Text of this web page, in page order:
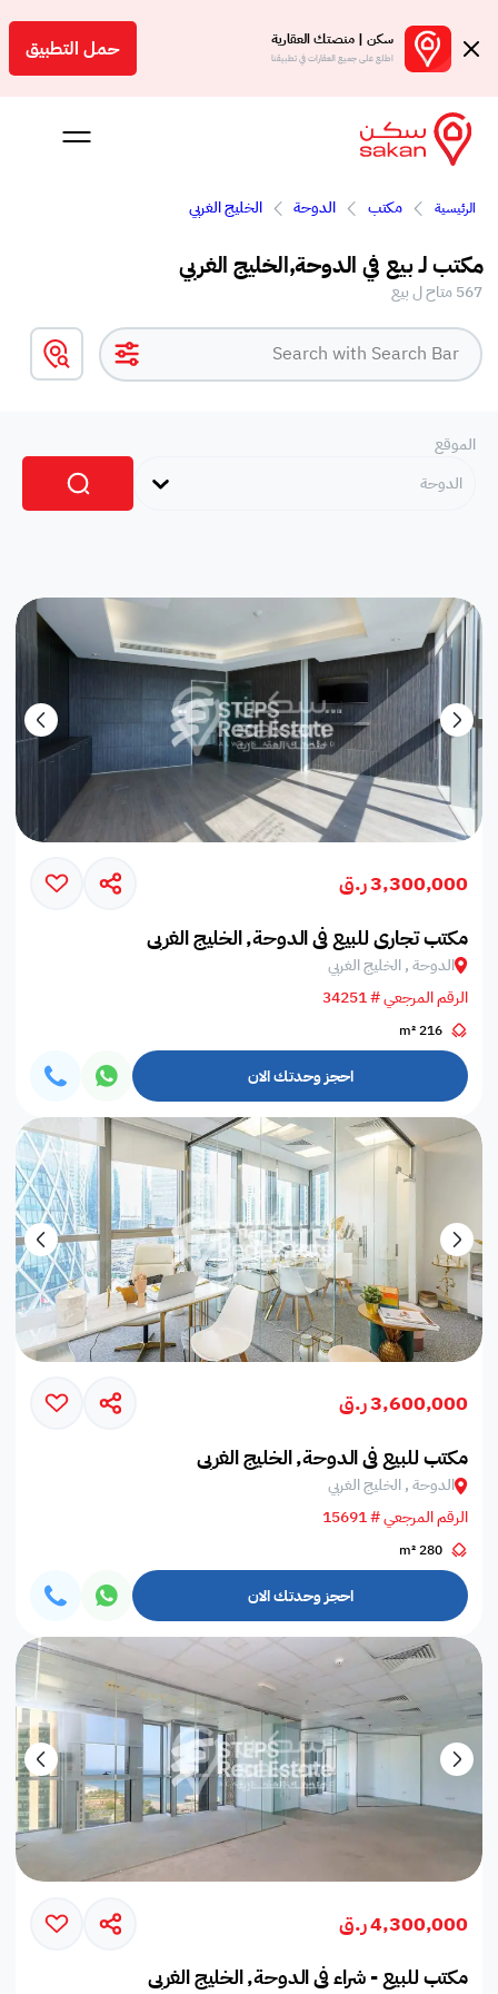
سكن | منصتك العقارية
اطلع على جميع العقارات في تطبيقنا حمل التطبيق
الرئيسية مكتب الدوحة الخليج الغربي
مكتب لـ بيع في الدوحة,الخليج الغربي
567 متاح ل بيع
الموقع
الدوحة
3,300,000 ر.ق
مكتب تجاري للبيع في الدوحة, الخليج الغربي
الدوحة , الخليج الغربي
الرقم المرجعي # 34251
216 m²
احجز وحدتك الان
3,600,000 ر.ق
مكتب للبيع في الدوحة, الخليج الغربي
الدوحة , الخليج الغربي
الرقم المرجعي # 15691
280 m²
احجز وحدتك الان
4,300,000 ر.ق
مكتب للبيع - شراء في الدوحة, الخليج الغربي